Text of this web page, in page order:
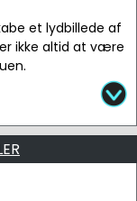
et lydbillede af
ikke altid at være